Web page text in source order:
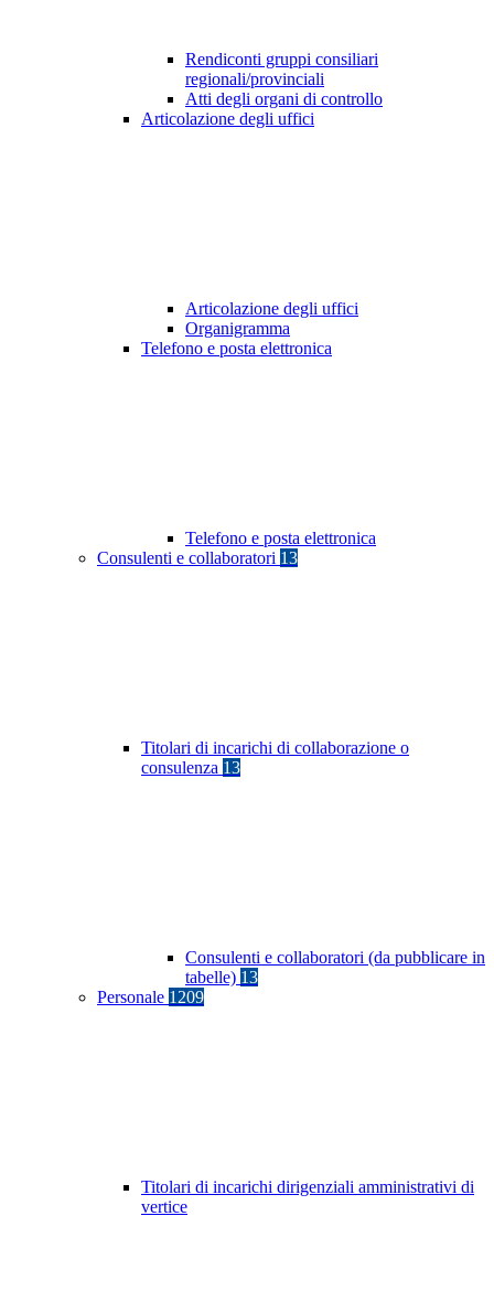
Rendiconti gruppi consiliari
regionali/provinciali
Atti degli organi di controllo
Articolazione degli uffici
Articolazione degli uffici
Organigramma
Telefono e posta elettronica
Telefono e posta elettronica
Consulenti e collaboratori 13
Titolari di incarichi di collaborazione o
consulenza 13
Consulenti e collaboratori (da pubblicare in
tabelle) 13
Personale 1209
Titolari di incarichi dirigenziali amministrativi di
vertice